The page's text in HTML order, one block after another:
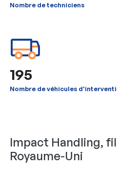
Nombre de techniciens
195
Nombre de véhicules
Impact Handling,
Royaume-Uni